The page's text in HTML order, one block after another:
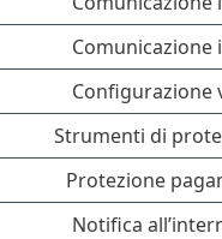
Comunicazione
Configurazione
Strumenti di
Protezione
Notifica